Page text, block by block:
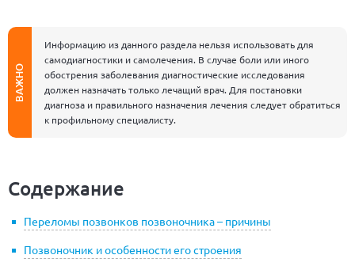
ВАЖНО
Информацию из данного раздела нельзя использовать для
самодиагностики и самолечения. В случае боли или иного
обострения заболевания диагностические исследования
должен назначать только лечащий врач. Для постановки
диагноза и правильного назначения лечения следует обратиться
к профильному специалисту.
Содержание
Переломы позвонков позвоночника – причины
Позвоночник и особенности его строения